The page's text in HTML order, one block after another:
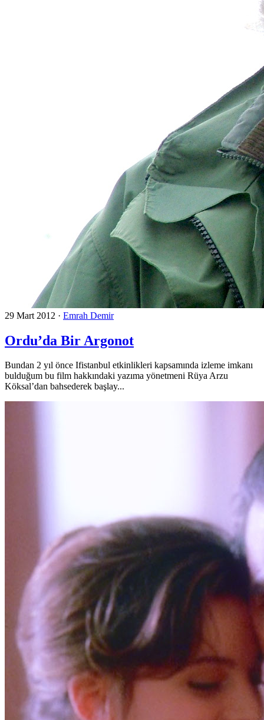
29 Mart 2012 · Emrah Demir
Ordu’da Bir Argonot
Bundan 2 yıl önce Ifistanbul etkinlikleri kapsamında izleme imkanı
bulduğum bu film hakkındaki yazıma yönetmeni Rüya Arzu
Köksal’dan bahsederek başlay...